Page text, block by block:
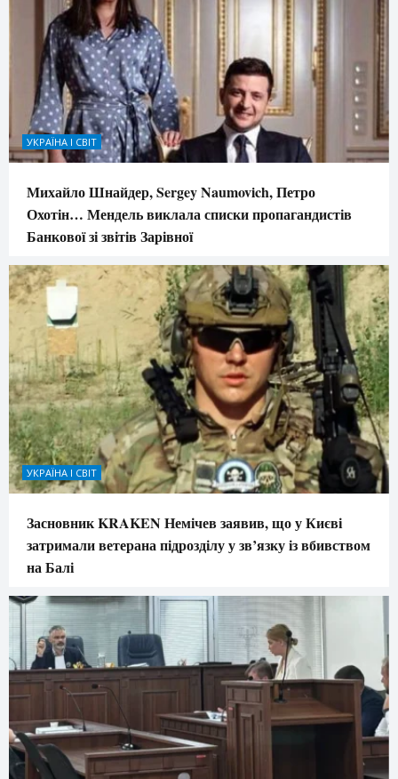
УКРАЇНА І СВІТ
Михайло Шнайдер, Sergey Naumovich, Петро
Охотін… Мендель виклала списки пропагандистів
Банкової зі звітів Зарівної
УКРАЇНА І СВІТ
Засновник KRAKEN Немічев заявив, що у Києві
затримали ветерана підрозділу у зв’язку із вбивством
на Балі